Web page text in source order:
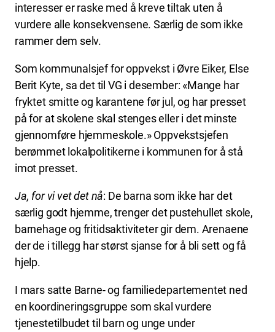
interesser er raske med å kreve tiltak uten å
vurdere alle konsekvensene. Særlig de som ikke
rammer dem selv.
Som kommunalsjef for oppvekst i Øvre Eiker, Else
Berit Kyte, sa det til VG i desember: «Mange har
fryktet smitte og karantene før jul, og har presset
på for at skolene skal stenges eller i det minste
gjennomføre hjemmeskole.» Oppvekstsjefen
berømmet lokalpolitikerne i kommunen for å stå
imot presset.
Ja, for vi vet det nå: De barna som ikke har det
særlig godt hjemme, trenger det pustehullet skole,
barnehage og fritidsaktiviteter gir dem. Arenaene
der de i tillegg har størst sjanse for å bli sett og få
hjelp.
I mars satte Barne- og familiedepartementet ned
en koordineringsgruppe som skal vurdere
tjenestetilbudet til barn og unge under